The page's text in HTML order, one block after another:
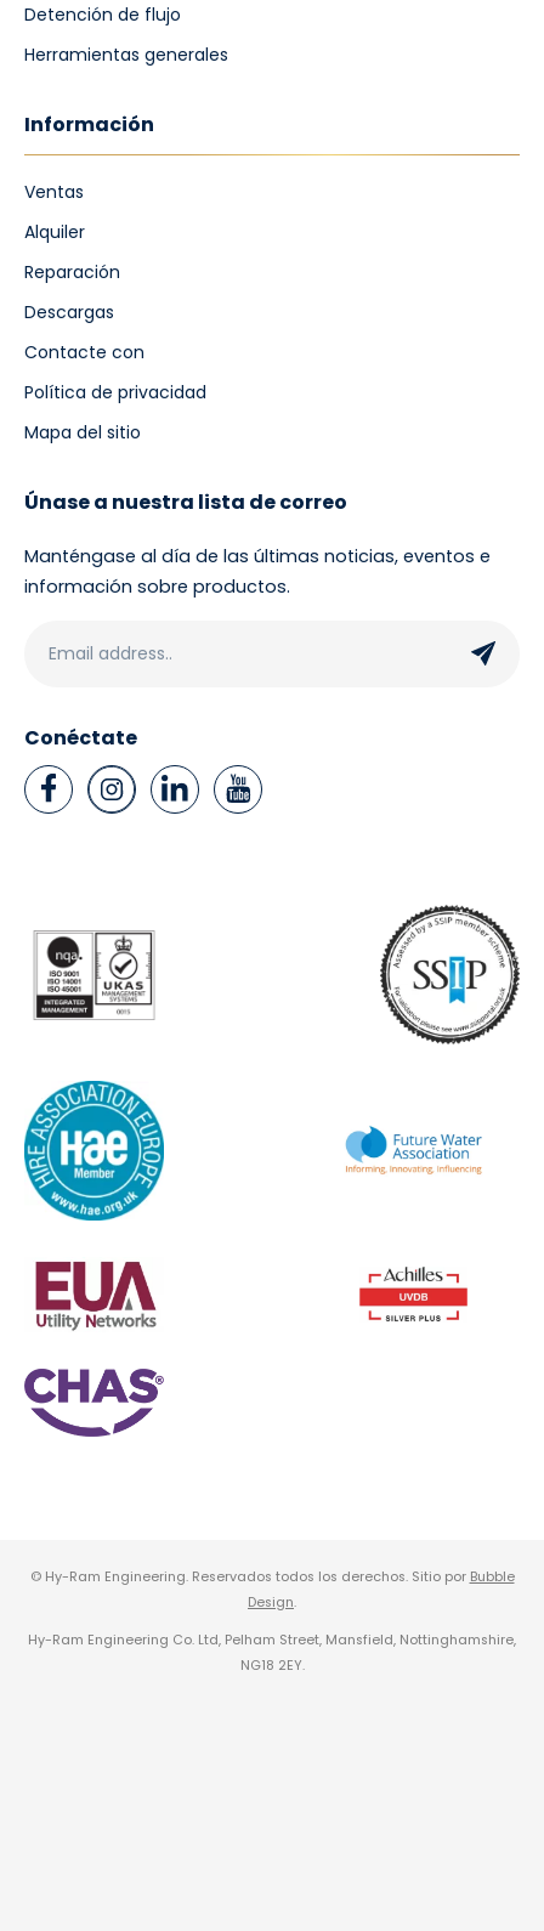
Detención de flujo
Herramientas generales
Información
Ventas
Alquiler
Reparación
Descargas
Contacte con
Política de privacidad
Mapa del sitio
Únase a nuestra lista de correo
Manténgase al día de las últimas noticias, eventos e
información sobre productos.
Conéctate
© Hy-Ram Engineering. Reservados todos los derechos. Sitio por Bubble
Design.
Hy-Ram Engineering Co. Ltd, Pelham Street, Mansfield, Nottinghamshire,
NG18 2EY.